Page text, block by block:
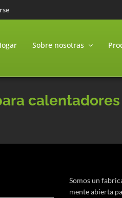
Sobre nosotras
Somos un
mente abierta